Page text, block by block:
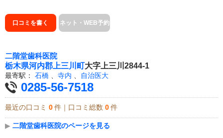
口コミを書く ネット・WEB予約
二階堂歯科医院
栃木県河内郡上三川町大字上三川2844-1
最寄駅： 石橋 寺内 自治医大
0285-56-7518
最近の口コミ 0 件｜口コミ総数 0 件
▶ 二階堂歯科医院のページを見る